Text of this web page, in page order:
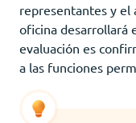
representantes y el
oficina desarrollará
evaluación es
a las funciones